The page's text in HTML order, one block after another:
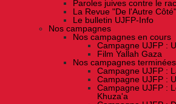
Paroles juives contre le
La Revue "De l'Autre Côté"
Le bulletin UJFP-Info
Nos campagnes
Nos campagnes en cours
Campagne UJFP :
Film Yallah Gaza
Nos campagnes terminées
Campagne UJFP :
Campagne UJFP :
Campagne UJFP :
Khuza'a